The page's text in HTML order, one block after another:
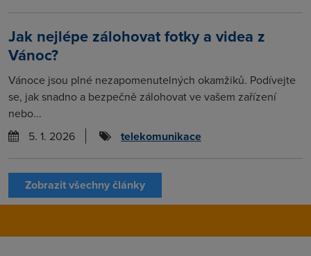
Jak nejlépe zálohovat fotky a videa z
Vánoc?
Vánoce jsou plné nezapomenutelných okamžiků. Podívejte
se, jak snadno a bezpečně zálohovat ve vašem zařízení
nebo...
5. 1. 2026
telekomunikace
Zobrazit všechny články